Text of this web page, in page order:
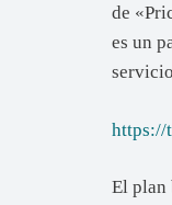
de
es un
https://
El plan